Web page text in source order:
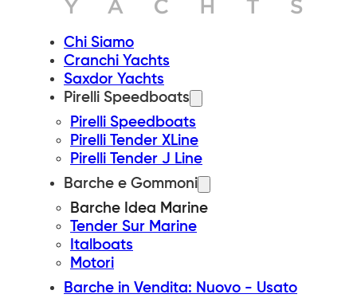
Chi Siamo
Cranchi Yachts
Saxdor Yachts
Pirelli Speedboats
Pirelli Speedboats
Pirelli Tender XLine
Pirelli Tender J Line
Barche e Gommoni
Barche Idea Marine
Tender Sur Marine
Italboats
Motori
Barche in Vendita: Nuovo - Usato